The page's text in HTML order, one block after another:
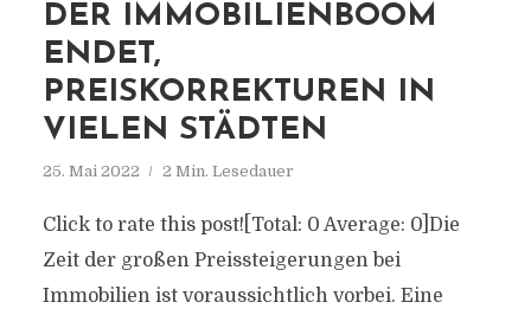
DER IMMOBILIENBOOM
ENDET,
PREISKORREKTUREN IN
VIELEN STÄDTEN
25. Mai 2022 2 Min. Lesedauer
Click to rate this post![Total: 0 Average: 0]Die
Zeit der großen Preissteigerungen bei
Immobilien ist voraussichtlich vorbei. Eine